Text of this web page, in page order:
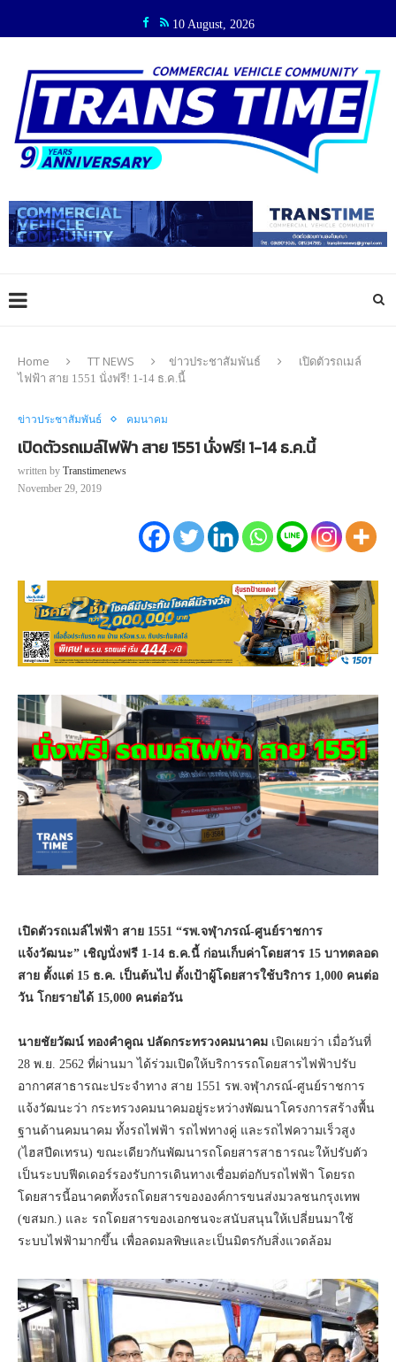
10 August, 2026
Home TT NEWS ข่าวประชาสัมพันธ์
เปิดตัวรถเมล์
ไฟฟ้า สาย 1551 นั่งฟรี! 1-14 ธ.ค.นี้
ข่าวประชาสัมพันธ์ คมนาคม
เปิดตัวรถเมล์ไฟฟ้า สาย 1551 นั่งฟรี! 1-14 ธ.ค.นี้
written by Transtimenews
November 29, 2019
เปิดตัวรถเมล์ไฟฟ้า สาย 1551 “รพ.จฬุาภรณ์-ศูนย์ราชการ
แจ้งวัฒนะ” เชิญนั่งฟรี 1-14 ธ.ค.นี้ ก่อนเก็บค่าโดยสาร 15 บาทตลอด
สาย ตั้งแต่ 15 ธ.ค. เป็นต้นไป ตั้งเป้าผู้โดยสารใช้บริการ 1,000 คนต่อ
วัน โกยรายได้ 15,000 คนต่อวัน
นายชัยวัฒน์ ทองคำคูณ ปลัดกระทรวงคมนาคม เปิดเผยว่า เมื่อวันที่
28 พ.ย. 2562 ที่ผ่านมา ได้ร่วมเปิดให้บริการรถโดยสารไฟฟ้าปรับ
อากาศสาธารณะประจำทาง สาย 1551 รพ.จฬุาภรณ์-ศูนย์ราชการ
แจ้งวัฒนะว่า กระทรวงคมนาคมอยู่ระหว่างพัฒนาโครงการสร้างพื้น
ฐานด้านคมนาคม ทั้งรถไฟฟ้า รถไฟทางคู่ และรถไฟความเร็วสูง
(ไฮสปีดเทรน) ขณะเดียวกันพัฒนารถโดยสารสาธารณะให้ปรับตัว
เป็นระบบฟีดเดอร์รองรับการเดินทางเชื่อมต่อกับรถไฟฟ้า โดยรถ
โดยสารนี้อนาคตทั้งรถโดยสารขององค์การขนส่งมวลชนกรุงเทพ
(ขสมก.) และ รถโดยสารของเอกชนจะสนับสนุนให้เปลี่ยนมาใช้
ระบบไฟฟ้ามากขึ้น เพื่อลดมลพิษและเป็นมิตรกับสิ่งแวดล้อม